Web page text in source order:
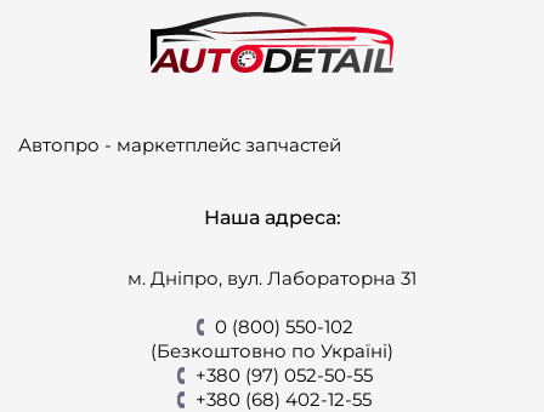
Автопро - маркетплейс запчастей
Наша адреса:
м. Дніпро, вул. Лабораторна 31
0 (800) 550-102
(Безкоштовно по Україні)
+380 (97) 052-50-55
+380 (68) 402-12-55